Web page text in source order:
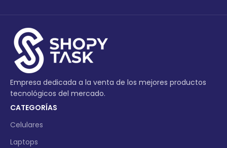
Empresa dedicada a la venta de los mejores productos
tecnológicos del mercado.
CATEGORÍAS
Celulares
Laptops